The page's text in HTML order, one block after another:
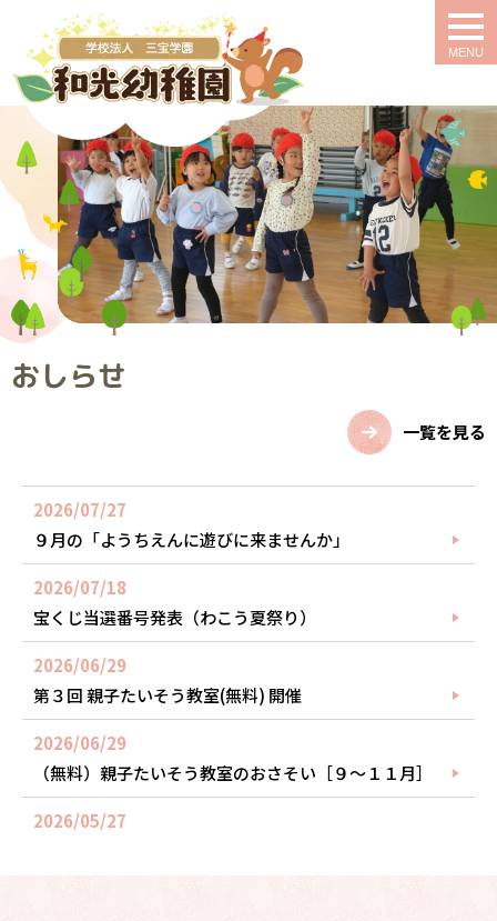
おしらせ
一覧を見る
2026/07/27
９月の「ようちえんに遊びに来ませんか」
2026/07/18
宝くじ当選番号発表（わこう夏祭り）
2026/06/29
第３回 親子たいそう教室(無料) 開催
2026/06/29
（無料）親子たいそう教室のおさそい［９～１１月］
2026/05/27